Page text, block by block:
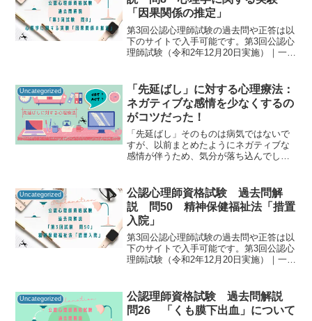
「因果関係の推定」
第3回公認心理師試験の過去問や正答は以
下のサイトで入手可能です。第3回公認心
理師試験（令和2年12月20日実施）｜一般
ることで「自分に必要な知識は何か」を
知るための手が...
Uncategorized
「先延ばし」に対する心理療法：
ネガティブな感情を少なくするの
がコツだった！
「先延ばし」そのものは病気ではないで
すが、以前まとめたようにネガティブな
感情が伴うため、気分が落ち込んでしま
はいっても、「先延ばし」ってなかなか
やめられないよ もち...
Uncategorized
公認心理師資格試験 過去問解
説 問50 精神保健福祉法「措置
入院」
第3回公認心理師試験の過去問や正答は以
下のサイトで入手可能です。第3回公認心
理師試験（令和2年12月20日実施）｜一般
ることで「自分に必要な知識は何か」を
知るための手が...
Uncategorized
公認理師資格試験 過去問解説
問26 「くも膜下出血」について